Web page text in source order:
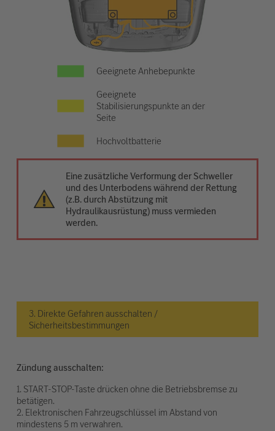
Geeignete Anhebepunkte
Geeignete
Stabilisierungspunkte an der
Seite
Hochvoltbatterie
Eine zusätzliche Verformung der Schweller
und des Unterbodens während der Rettung
(z.B. durch Abstützung mit
Hydraulikausrüstung) muss vermieden
werden.
3. Direkte Gefahren ausschalten /
Sicherheitsbestimmungen
Zündung ausschalten:
1. START-STOP-Taste drücken ohne die Betriebsbremse zu
betätigen.
2. Elektronischen Fahrzeugschlüssel im Abstand von
mindestens 5 m verwahren.